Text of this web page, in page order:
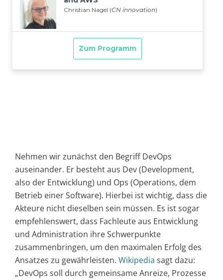
Nehmen wir zunächst den Begriff DevOps
auseinander. Er besteht aus Dev (Development,
also der Entwicklung) und Ops (Operations, dem
Betrieb einer Software). Hierbei ist wichtig, dass die
Akteure nicht dieselben sein müssen. Es ist sogar
empfehlenswert, dass Fachleute aus Entwicklung
und Administration ihre Schwerpunkte
zusammenbringen, um den maximalen Erfolg des
Ansatzes zu gewährleisten. Wikipedia sagt dazu:
„DevOps soll durch gemeinsame Anreize, Prozesse